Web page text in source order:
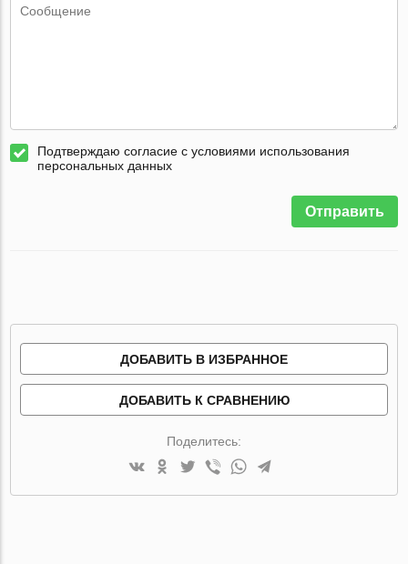
Подтверждаю согласие с условиями использования
персональных данных
Отправить
ДОБАВИТЬ В ИЗБРАННОЕ
ДОБАВИТЬ К СРАВНЕНИЮ
Поделитесь: